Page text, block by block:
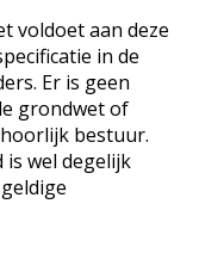
voldoet aan deze
in de
Er is geen
grondwet of
bestuur.
is wel degelijk